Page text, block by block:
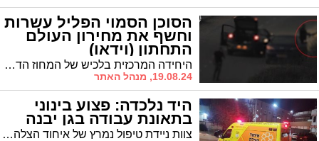
הסוכן הסמוי הפליל עשרות
וחשף את מחירון העולם
התחתון (וידאו)
היחידה המרכזית בלכיש של המחוז הדרומי, חשפה הבוקר את פעילותו של 'המהנדס', סוכן סמוי שפעל לאורך השנה והוביל להפללתם של עשרות סוחרי נשק, אמצעי לחימה וסמים מסוכנים שהיו אמורים להגיע לידיהם של עבריינים במטרה לסחור ולהשתמש בהם לפעילות פלילית. זה מחירון הסחר בנשק בעולם התחתון
19.08.24, מנהל האתר
היד נלכדה: פצוע בינוני
בתאונת עבודה בגן יבנה
צוות ניידת טיפול נמרץ של איחוד הצלה העניקו טיפול רפואי לפצוע בינוני שידו נלכדה בתאונת עבודה במפעל בגן יבנה